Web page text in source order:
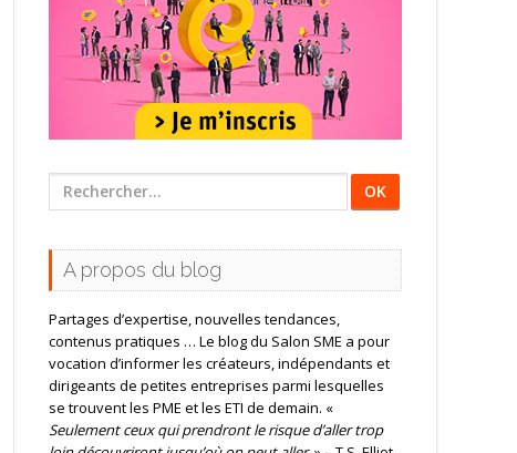
Rechercher
:
A propos du blog
Partages d’expertise, nouvelles tendances,
contenus pratiques … Le blog du Salon SME a pour
vocation d’informer les créateurs, indépendants et
dirigeants de petites entreprises parmi lesquelles
se trouvent les PME et les ETI de demain. «
Seulement ceux qui prendront le risque d’aller trop